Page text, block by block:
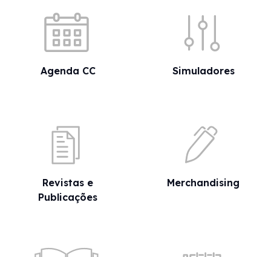
Agenda CC Simuladores
Revistas e
Publicações
Merchandising